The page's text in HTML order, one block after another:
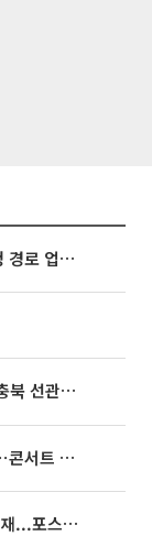
태풍 '돌핀' 오키나와 접근…일본기상청 경로 업데이트
가 압수수색
빅뱅, 20주년 기념 '새 뱅봉' 선보인다⋯콘서트 앞두고 팝업 개최
[증시키워드] 반도체 충격 뚫은 개별 호재...포스코퓨처엠·에코프로·한화솔루션 '눈길'